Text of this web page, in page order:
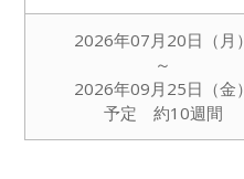
2026年07月20日（月）
～
2026年09月25日（金）
予定 約10週間